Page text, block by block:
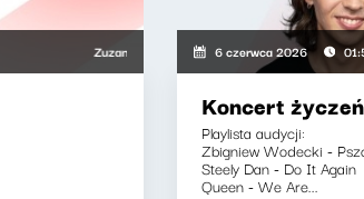
Zuzanna Iłenda, Maria Lengren6 czerwca 2026
Koncert
Playlista audycji:
Zbigniew Wodecki -
Steely Dan - Do It Again
Queen - We Are...